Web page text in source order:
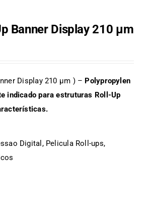
Banner Display 210 μm
Display 210 µm ) – Polypropylen
indicado para estruturas Roll-Up
Digital , Pelicula Roll-ups,